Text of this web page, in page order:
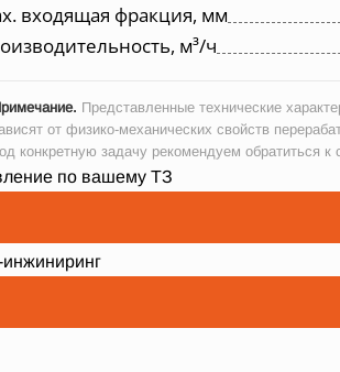
входящая фракция, мм
м³/ч
Представленные технические
от физико-механических свойств
конкретную задачу рекомендуем обратиться
по вашему ТЗ